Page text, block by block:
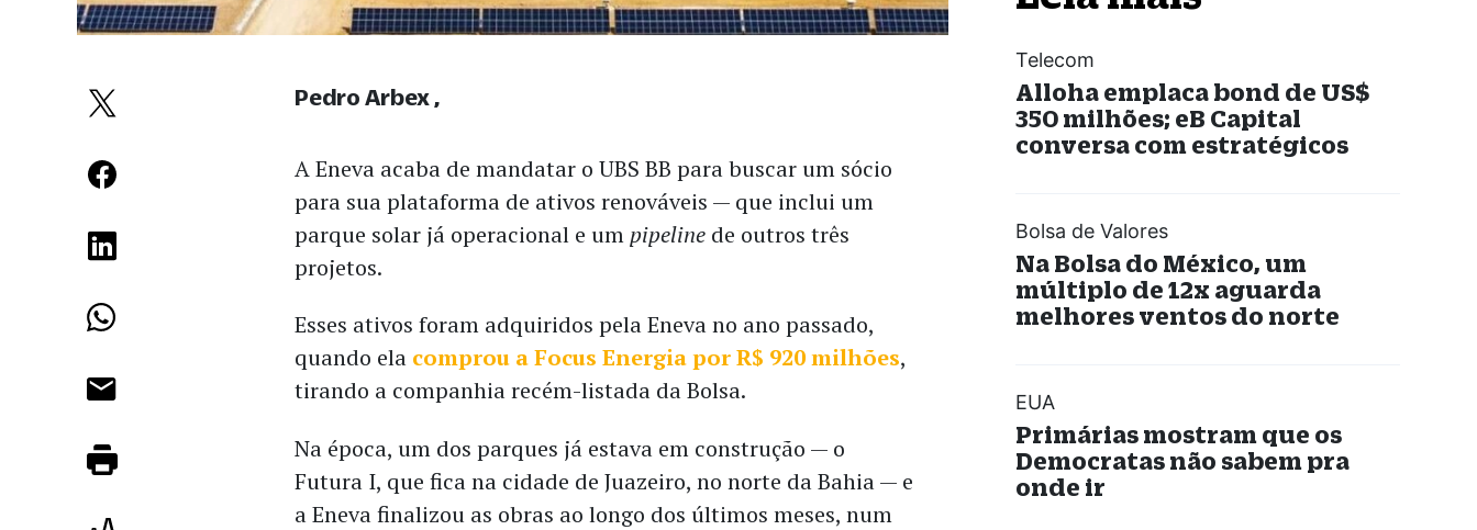
A Eneva acaba de mandatar o UBS BB para buscar um sócio
para sua plataforma de ativos renováveis — que inclui um
parque solar já operacional e um pipeline de outros três
projetos.
Esses ativos foram adquiridos pela Eneva no ano passado,
quando ela comprou a Focus Energia por R$ 920 milhões,
tirando a companhia recém-listada da Bolsa.
Na época, um dos parques já estava em construção — o
Futura I, que fica na cidade de Juazeiro, no norte da Bahia — e
a Eneva finalizou as obras ao longo dos últimos meses, num
Pedro Arbex
Telecom
Alloha emplaca bond de US$
350 milhões; eB Capital
conversa com estratégicos
Bolsa de Valores
Na Bolsa do México, um
múltiplo de 12x aguarda
melhores ventos do norte
EUA
Primárias mostram que os
Democratas não sabem pra
onde ir